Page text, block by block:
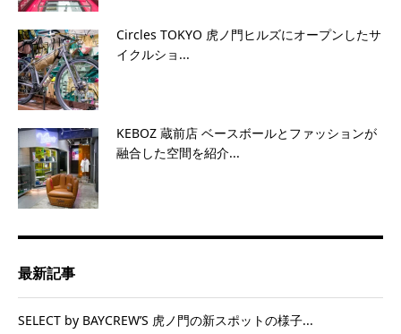
Circles TOKYO 虎ノ門ヒルズにオープンしたサ
イクルショ...
KEBOZ 蔵前店 ベースボールとファッションが
融合した空間を紹介...
最新記事
SELECT by BAYCREW’S 虎ノ門の新スポットの様子...